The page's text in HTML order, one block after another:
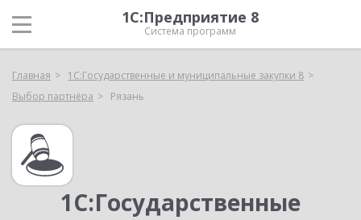
1С:Предприятие 8
Система программ
Главная
1С:Государственные и муниципальные закупки 8
Выбор партнёра
Рязань
1С:Государственные